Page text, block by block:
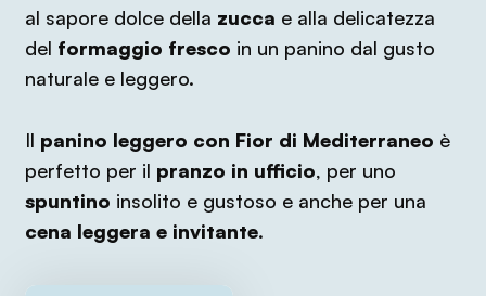
al sapore dolce della zucca e alla delicatezza
del formaggio fresco in un panino dal gusto
naturale e leggero.
Il panino leggero con Fior di Mediterraneo è
perfetto per il pranzo in ufficio, per uno
spuntino insolito e gustoso e anche per una
cena leggera e invitante.